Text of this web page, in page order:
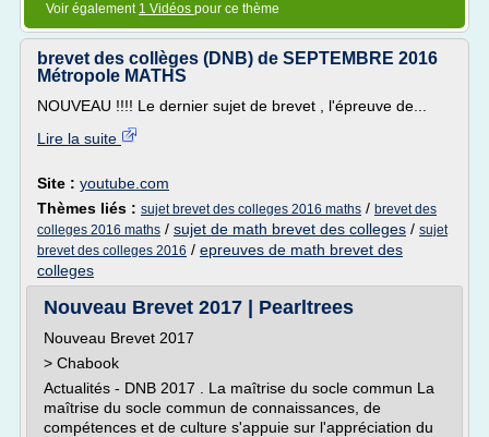
Voir également 1 Vidéos pour ce thème
brevet des collèges (DNB) de SEPTEMBRE 2016
Métropole MATHS
NOUVEAU !!!! Le dernier sujet de brevet , l'épreuve de...
Lire la suite
Site : youtube.com
Thèmes liés : sujet brevet des colleges 2016 maths / brevet des
colleges 2016 maths / sujet de math brevet des colleges / sujet
brevet des colleges 2016 / epreuves de math brevet des
colleges
Nouveau Brevet 2017 | Pearltrees
Nouveau Brevet 2017
> Chabook
Actualités - DNB 2017 . La maîtrise du socle commun La
maîtrise du socle commun de connaissances, de
compétences et de culture s'appuie sur l'appréciation du